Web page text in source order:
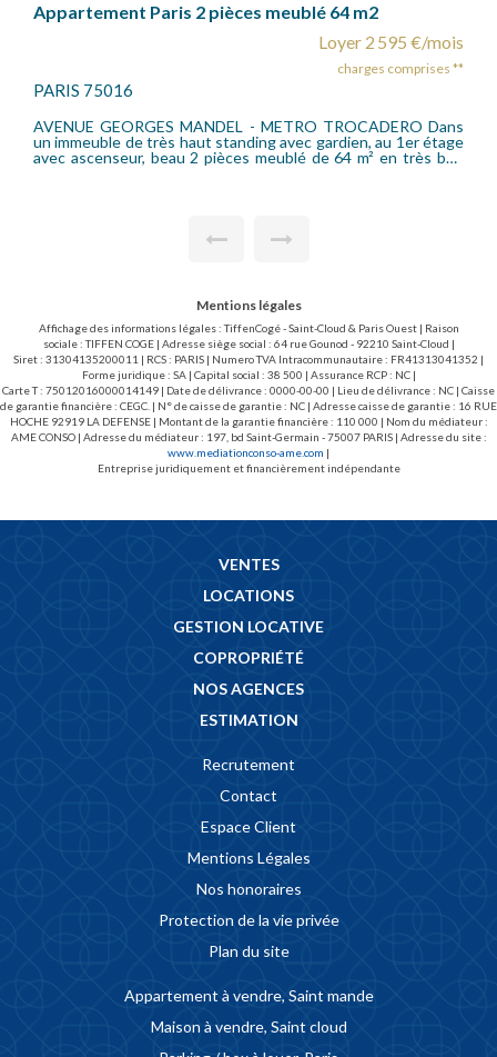
m2
Dans
au 1er étage
bon
Appartement Paris 2 pièces Métro
Loyer
Métro NATION - Avenue Bouvines Dans un
brique et pierre, au 3ème étage avec
2 pièces comprenant une entrée, séjour avec
Mentions légales
Affichage des informations légales : TiffenCogé - Saint-Cloud & Paris Ouest | Raison
sociale : TIFFEN COGE | Adresse siège social : 64 rue Gounod - 92210 Saint-Cloud |
Siret : 31304135200011 | RCS : PARIS | Numero TVA Intracommunautaire : FR41313041352 |
Forme juridique : SA | Capital social : 38 500 | Assurance RCP : NC |
Carte T : 75012016000014149 | Date de délivrance : 0000-00-00 | Lieu de délivrance : NC | Caisse
de garantie financière : CEGC. | N° de caisse de garantie : NC | Adresse caisse de garantie : 16 RUE
HOCHE 92919 LA DEFENSE | Montant de la garantie financière : 110 000 | Nom du médiateur :
AME CONSO | Adresse du médiateur : 197, bd Saint-Germain - 75007 PARIS | Adresse du site :
www.mediationconso-ame.com |
Entreprise juridiquement et financièrement indépendante
VENTES
LOCATIONS
GESTION LOCATIVE
COPROPRIÉTÉ
NOS AGENCES
ESTIMATION
Recrutement
Contact
Espace Client
Mentions Légales
Nos honoraires
Protection de la vie privée
Plan du site
Appartement à vendre, Saint mande
Maison à vendre, Saint cloud